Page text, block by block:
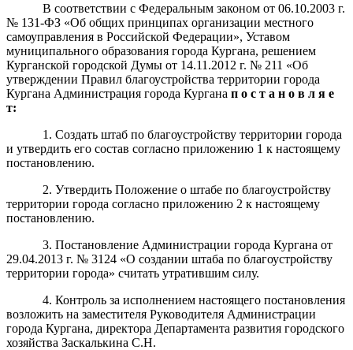
В соответствии с Федеральным законом от 06.10.2003 г.
№ 131-ФЗ «Об общих принципах организации местного
самоуправления в Российской Федерации», Уставом
муниципального образования города Кургана, решением
Курганской городской Думы от 14.11.2012 г. № 211 «Об
утверждении Правил благоустройства территории города
Кургана Администрация города Кургана п о с т а н о в л я е
т:
1. Создать штаб по благоустройству территории города
и утвердить его состав согласно приложению 1 к настоящему
постановлению.
2.Утвердить Положение о штабе поблагоустройству
территории города согласно приложению 2 к настоящему
постановлению.
3. Постановление Администрации города Кургана от
29.04.2013 г. № 3124 «О создании штаба по благоустройству
территории города» считать утратившим силу.
4. Контроль за исполнением настоящего постановления
возложить на заместителя Руководителя Администрации
города Кургана, директора Департамента развития городского
хозяйства Заскалькина С.Н.